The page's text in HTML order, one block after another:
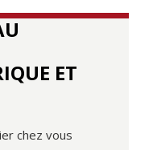
ET
chez vous